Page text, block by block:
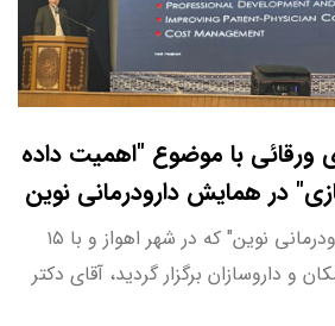
ورقائی با موضوع "اهمیت داده
در همایش دارودرمانی نوین
در همایش سه روزه "دارودرمانی نوین" که در شهر اهواز و با ۱۵
و داروسازان برگزار گردید، آقای دکتر